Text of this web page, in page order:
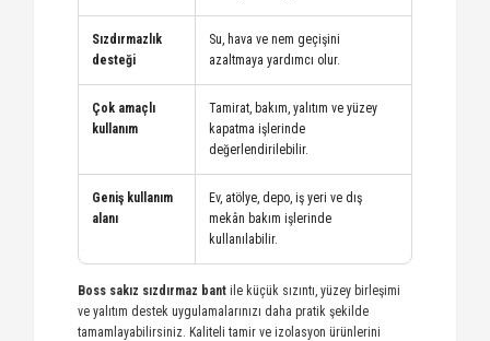
Sızdırmazlık
desteği
Su, hava ve nem geçişini
azaltmaya yardımcı olur.
Çok amaçlı
kullanım
Tamirat, bakım, yalıtım ve yüzey
kapatma işlerinde
değerlendirilebilir.
Geniş kullanım
alanı
Ev, atölye, depo, iş yeri ve dış
mekân bakım işlerinde
kullanılabilir.
Boss sakız sızdırmaz bant ile küçük sızıntı, yüzey birleşimi
ve yalıtım destek uygulamalarınızı daha pratik şekilde
tamamlayabilirsiniz. Kaliteli tamir ve izolasyon ürünlerini